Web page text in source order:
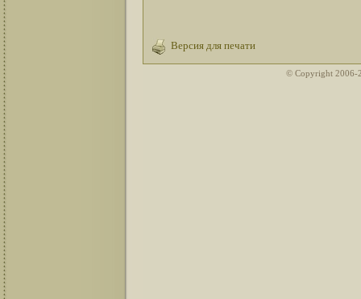
Версия для печати
© Copyright 2006-